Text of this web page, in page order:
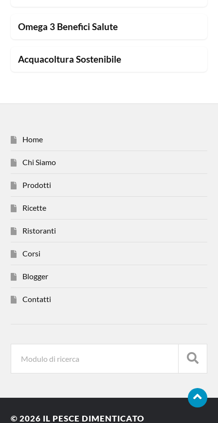
Omega 3 Benefici Salute
Acquacoltura Sostenibile
Home
Chi Siamo
Prodotti
Ricette
Ristoranti
Corsi
Blogger
Contatti
© 2026 IL PESCE DIMENTICATO